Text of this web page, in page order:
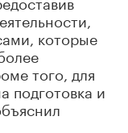
которые
того, для
подготовка и